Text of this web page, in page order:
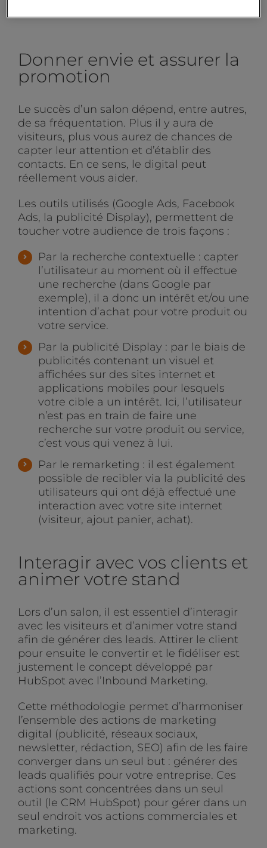
Donner envie et assurer la
promotion
Le succès d’un salon dépend, entre autres,
de sa fréquentation. Plus il y aura de
visiteurs, plus vous aurez de chances de
capter leur attention et d’établir des
contacts. En ce sens, le digital peut
réellement vous aider.
Les outils utilisés (Google Ads, Facebook
Ads, la publicité Display), permettent de
toucher votre audience de trois façons :
Par la recherche contextuelle : capter
l’utilisateur au moment où il effectue
une recherche (dans Google par
exemple), il a donc un intérêt et/ou une
intention d’achat pour votre produit ou
votre service.
Par la publicité Display : par le biais de
publicités contenant un visuel et
affichées sur des sites internet et
applications mobiles pour lesquels
votre cible a un intérêt. Ici, l’utilisateur
n’est pas en train de faire une
recherche sur votre produit ou service,
c’est vous qui venez à lui.
Par le remarketing : il est également
possible de recibler via la publicité des
utilisateurs qui ont déjà effectué une
interaction avec votre site internet
(visiteur, ajout panier, achat).
Interagir avec vos clients et
animer votre stand
Lors d’un salon, il est essentiel d’interagir
avec les visiteurs et d’animer votre stand
afin de générer des leads. Attirer le client
pour ensuite le convertir et le fidéliser est
justement le concept développé par
HubSpot avec l’Inbound Marketing.
Cette méthodologie permet d’harmoniser
l’ensemble des actions de marketing
digital (publicité, réseaux sociaux,
newsletter, rédaction, SEO) afin de les faire
converger dans un seul but : générer des
leads qualifiés pour votre entreprise. Ces
actions sont concentrées dans un seul
outil (le CRM HubSpot) pour gérer dans un
seul endroit vos actions commerciales et
marketing.